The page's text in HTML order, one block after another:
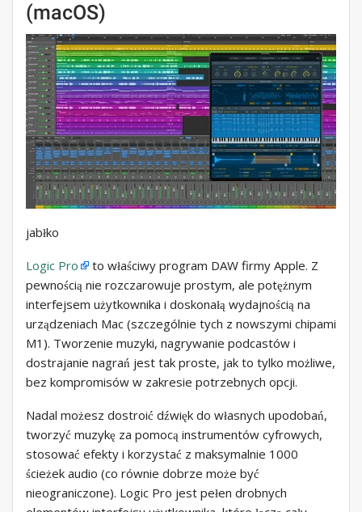
(macOS)
jabłko
Logic Pro
to właściwy program DAW firmy Apple. Z
pewnością nie rozczarowuje prostym, ale potężnym
interfejsem użytkownika i doskonałą wydajnością na
urządzeniach Mac (szczególnie tych z nowszymi chipami
M1). Tworzenie muzyki, nagrywanie podcastów i
dostrajanie nagrań jest tak proste, jak to tylko możliwe,
bez kompromisów w zakresie potrzebnych opcji.
Nadal możesz dostroić dźwięk do własnych upodobań,
tworzyć muzykę za pomocą instrumentów cyfrowych,
stosować efekty i korzystać z maksymalnie 1000
ścieżek audio (co równie dobrze może być
nieograniczone). Logic Pro jest pełen drobnych